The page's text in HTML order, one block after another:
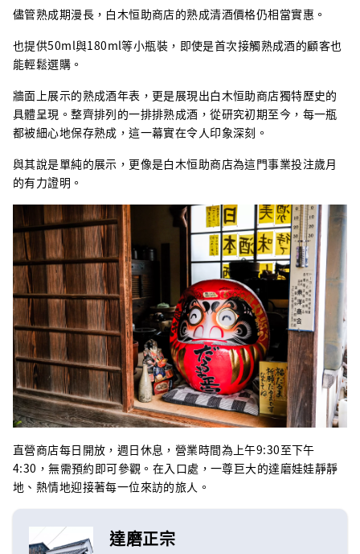
儘管熟成期漫長，白木恒助商店的熟成清酒價格仍相當實惠。
也提供50ml與180ml等小瓶裝，即使是首次接觸熟成酒的顧客也
能輕鬆選購。
牆面上展示的熟成酒年表，更是展現出白木恒助商店獨特歷史的
具體呈現。整齊排列的一排排熟成酒，從研究初期至今，每一瓶
都被細心地保存熟成，這一幕實在令人印象深刻。
與其說是單純的展示，更像是白木恒助商店為這門事業投注歲月
的有力證明。
直營商店每日開放，週日休息，營業時間為上午9:30至下午
4:30，無需預約即可參觀。在入口處，一尊巨大的達磨娃娃靜靜
地、熱情地迎接著每一位來訪的旅人。
達磨正宗